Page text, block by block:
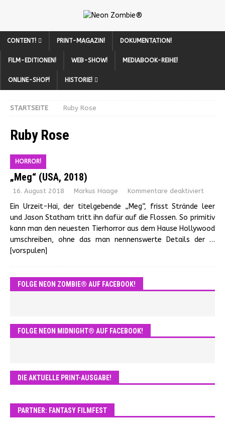
CONTENT! PRINT-MAGAZIN! DOKUMENTATION!
FILM-EDITIONEN! WEB-SHOW! MEDIABOOK-REIHE!
ONLINE-SHOP! HISTORIE!
STARTSEITE Ruby Rose
Ruby Rose
HORROR!
„Meg“ (USA, 2018)
16. August 2018 Markus Haage Kommentare deaktiviert
Ein Urzeit-Hai, der titelgebende „Meg“, frisst Strände leer
und Jason Statham tritt ihn dafür auf die Flossen. So primitiv
kann man den neuesten Tierhorror aus dem Hause Hollywood
umschreiben, ohne das man nennenswerte Details der …
[vorspulen]
FOLGE NEON ZOMBIE® AUF FACEBOOK!
FOLGE NEON MIDNIGHT® AUF FACEBOOK!
DIE AKTUELLE PRINT-AUSGABE!
PARTNER: FANTASY FILMFEST